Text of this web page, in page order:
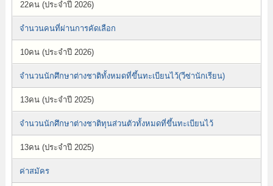
22คน (ประจำปี 2026)
จำนวนคนที่ผ่านการคัดเลือก
10คน (ประจำปี 2026)
จำนวนนักศึกษาต่างชาติทั้งหมดที่ขึ้นทะเบียนไว้(วีซ่านักเรียน)
13คน (ประจำปี 2025)
จำนวนนักศึกษาต่างชาติทุนส่วนตัวทั้งหมดที่ขึ้นทะเบียนไว้
13คน (ประจำปี 2025)
ค่าสมัคร